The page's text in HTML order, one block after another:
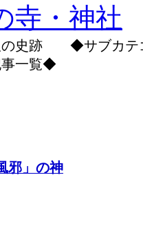
寺・神社
の史跡 ◆サブカテ
一覧◆
邪」の神